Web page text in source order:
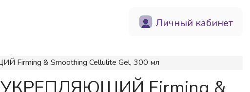
Личный кабинет
Firming & Smoothing Cellulite Gel, 300 мл